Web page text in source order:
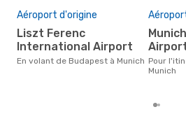
Aéroport d'origine
Liszt Ferenc
International Airport
En volant de Budapest à Munich
Munich International
Pour l'itinéraire de Budapest à
Munich